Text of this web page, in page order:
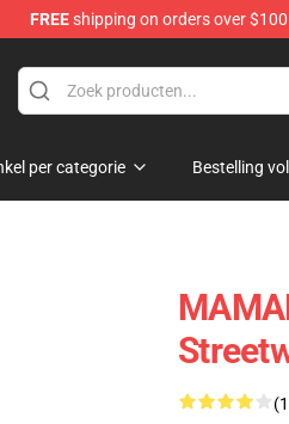
FREEshipping on orders over $100
per categorie Bestelling